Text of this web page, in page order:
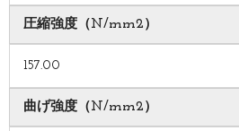
圧縮強度（N/mm2）
157.00
曲げ強度（N/mm2）